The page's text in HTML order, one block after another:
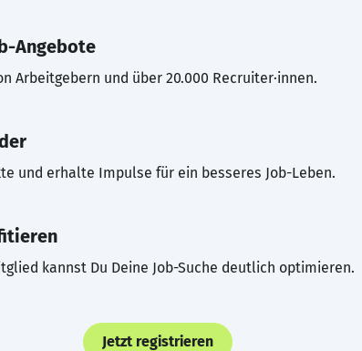
Angebote
Arbeitgebern und über 20.000 Recruiter·innen.
und erhalte Impulse für ein besseres Job-Leben.
kannst Du Deine Job-Suche deutlich optimieren.
Jetzt registrieren